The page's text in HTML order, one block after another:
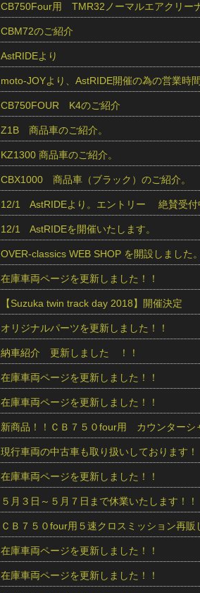
CB750Four用 TMR32ノーマルエアクリー
CBM72のご紹介
AstRIDEより
moto-JOYより、AstRIDE開催の為の営業時
CB750FOUR K4のご紹介
Z1B 商品車のご紹介。
KZ1300 商品車のご紹介。
CBX1000 商品車（ブラック）のご紹介。
12/1 AstRIDEより。エントリー 絶賛受付
12/1 AstRIDEを開催いたします。
OVER-classics WEB SHOP を開設しました
在庫車両ページを更新しました！！
【Suzuka twin track day 2018】開催決定
オリジナルパーツを更新しました！！
納車紹介 更新しました ！！
在庫車両ページを更新しました！！
在庫車両ページを更新しました！！
新商品！！ＣＢ７５０four用 カウンター
現行車両の中古車も取り扱いしております！
在庫車両ページを更新しました！！
５月３日～５月７日まで休業いたします！！
ＣＢ７５０four用５速クロスミッション再販
在庫車両ページを更新しました！！
在庫車両ページを更新しました！！